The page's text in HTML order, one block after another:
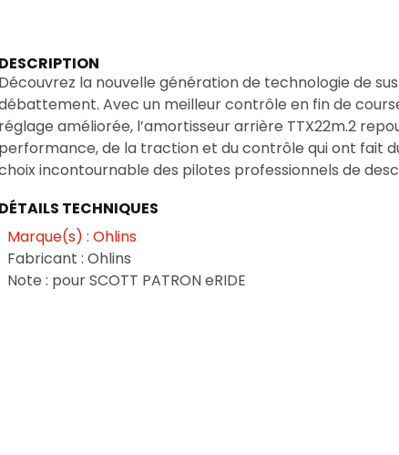
DESCRIPTION
Découvrez la nouvelle génération de technologie de
Avec un meilleur contrôle en fin de
réglage améliorée, l’amortisseur arrière TTX22m.2
performance, de la traction et du contrôle qui ont fait
incontournable des pilotes professionnels de
DÉTAILS TECHNIQUES
Marque(s) : Ohlins
Fabricant : Ohlins
Note : pour SCOTT PATRON eRIDE